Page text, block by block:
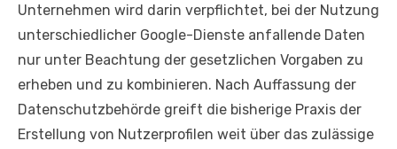
Unternehmen wird darin verpflichtet, bei der Nutzung
unterschiedlicher Google-Dienste anfallende Daten
nur unter Beachtung der gesetzlichen Vorgaben zu
erheben und zu kombinieren. Nach Auffassung der
Datenschutzbehörde greift die bisherige Praxis der
Erstellung von Nutzerprofilen weit über das zulässige